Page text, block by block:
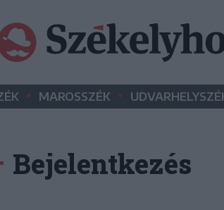
• MAROSSZÉK •
Bejelentkezés